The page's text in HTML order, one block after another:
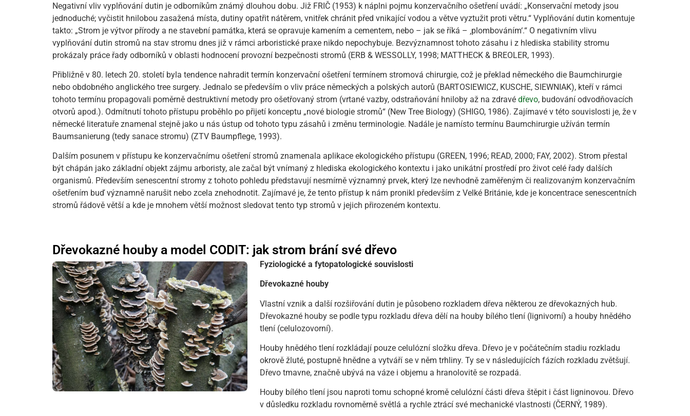
Negativní vliv vyplňování dutin je odborníkům známý dlouhou dobu. Již FRIČ (1953) k náplni pojmu konzervačního ošetření uvádí: „Konservační metody jsou
jednoduché; vyčistit hnilobou zasažená místa, dutiny opatřit nátěrem, vnitřek chránit před vnikající vodou a větve vyztužit proti větru.“ Vyplňování dutin komentuje
takto: „Strom je výtvor přírody a ne stavební památka, která se opravuje kamením a cementem, nebo – jak se říká – ‚plombováním‘.“ O negativním vlivu
vyplňování dutin stromů na stav stromu dnes již v rámci arboristické praxe nikdo nepochybuje. Bezvýznamnost tohoto zásahu i z hlediska stability stromu
prokázaly práce řady odborníků v oblasti hodnocení provozní bezpečnosti stromů (ERB & WESSOLLY, 1998; MATTHECK & BREOLER, 1993).
Přibližně v 80. letech 20. století byla tendence nahradit termín konzervační ošetření termínem stromová chirurgie, což je překlad německého die Baumchirurgie
nebo obdobného anglického tree surgery. Jednalo se především o vliv práce německých a polských autorů (BARTOSIEWICZ, KUSCHE, SIEWNIAK), kteří v rámci
tohoto termínu propagovali poměrně destruktivní metody pro ošetřovaný strom (vrtané vazby, odstraňování hniloby až na zdravé dřevo, budování odvodňovacích
otvorů apod.). Odmítnutí tohoto přístupu proběhlo po přijetí konceptu „nové biologie stromů“ (New Tree Biology) (SHIGO, 1986). Zajímavé v této souvislosti je, že v
německé literatuře znamenal stejně jako u nás ústup od tohoto typu zásahů i změnu terminologie. Nadále je namísto termínu Baumchirurgie užíván termín
Baumsanierung (tedy sanace stromu) (ZTV Baumpflege, 1993).
Dalším posunem v přístupu ke konzervačnímu ošetření stromů znamenala aplikace ekologického přístupu (GREEN, 1996; READ, 2000; FAY, 2002). Strom přestal
být chápán jako základní objekt zájmu arboristy, ale začal být vnímaný z hlediska ekologického kontextu i jako unikátní prostředí pro život celé řady dalších
organismů. Především senescentní stromy z tohoto pohledu představují nesmírně významný prvek, který lze nevhodně zaměřeným či realizovaným konzervačním
ošetřením buď významně narušit nebo zcela znehodnotit. Zajímavé je, že tento přístup k nám pronikl především z Velké Británie, kde je koncentrace senescentních
stromů řádově větší a kde je mnohem větší možnost sledovat tento typ stromů v jejich přirozeném kontextu.
Dřevokazné houby a model CODIT: jak strom brání své dřevo
Fyziologické a fytopatologické souvislosti
Dřevokazné houby
Vlastní vznik a další rozšiřování dutin je působeno rozkladem dřeva některou ze dřevokazných hub.
Dřevokazné houby se podle typu rozkladu dřeva dělí na houby bílého tlení (lignivorní) a houby hnědého
tlení (celulozovorní).
Houby hnědého tlení rozkládají pouze celulózní složku dřeva. Dřevo je v počátečním stadiu rozkladu
okrově žluté, postupně hnědne a vytváří se v něm trhliny. Ty se v následujících fázích rozkladu zvětšují.
Dřevo tmavne, značně ubývá na váze i objemu a hranolovitě se rozpadá.
Houby bílého tlení jsou naproti tomu schopné kromě celulózní části dřeva štěpit i část ligninovou. Dřevo
v důsledku rozkladu rovnoměrně světlá a rychle ztrácí své mechanické vlastnosti (ČERNÝ, 1989).